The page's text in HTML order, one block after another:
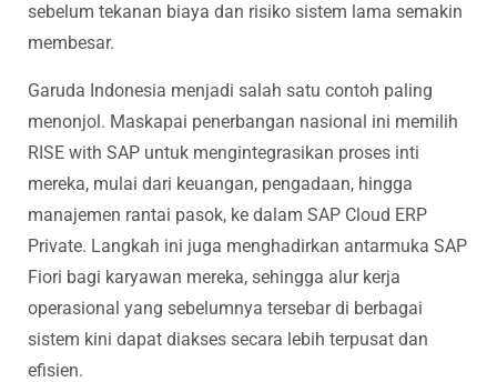
sebelum tekanan biaya dan risiko sistem lama semakin
membesar.
Garuda Indonesia menjadi salah satu contoh paling
menonjol. Maskapai penerbangan nasional ini memilih
RISE with SAP untuk mengintegrasikan proses inti
mereka, mulai dari keuangan, pengadaan, hingga
manajemen rantai pasok, ke dalam SAP Cloud ERP
Private. Langkah ini juga menghadirkan antarmuka SAP
Fiori bagi karyawan mereka, sehingga alur kerja
operasional yang sebelumnya tersebar di berbagai
sistem kini dapat diakses secara lebih terpusat dan
efisien.